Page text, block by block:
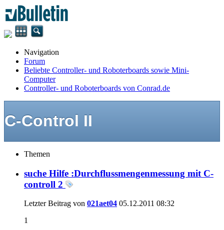
Navigation
Forum
Beliebte Controller- und Roboterboards sowie Mini-
Computer
Controller- und Roboterboards von Conrad.de
C-Control II
Themen
suche Hilfe :Durchflussmengenmessung mit C-
controll 2
Letzter Beitrag von 021aet04 05.12.2011 08:32
1